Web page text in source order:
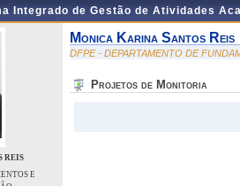
Integrado de Gestão de Atividades
REIS
E
Monica Karina Santos Reis
DFPE - DEPARTAMENTO DE
Projetos de Monitoria